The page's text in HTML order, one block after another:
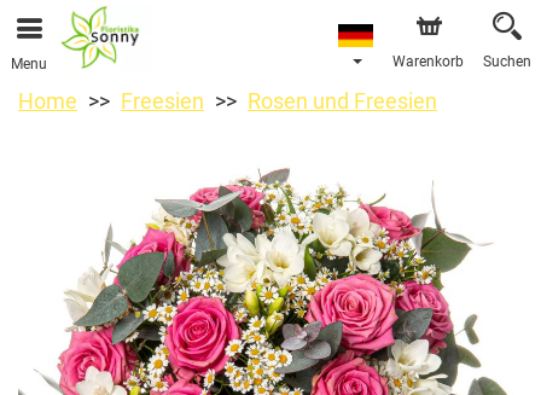
Menu Warenkorb Suchen
Home Freesien Rosen und Freesien